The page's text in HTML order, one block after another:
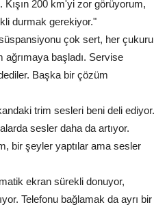
200 km'yi zor görüyorum,
durmak gerekiyor."
çok sert, her çukuru
başladı. Servise
Başka bir çözüm
trim sesleri beni deli ediyor.
sesler daha da artıyor.
bir şeyler yaptılar ama sesler
ekran sürekli donuyor,
Telefonu bağlamak da ayrı bir